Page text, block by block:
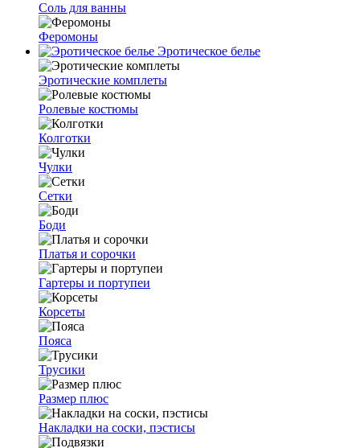
Соль для ванны
Феромоны
Эротическое белье
Эротические комплеты
Ролевые костюмы
Колготки
Чулки
Сетки
Боди
Платья и сорочки
Гартеры и портупеи
Корсеты
Пояса
Трусики
Размер плюс
Накладки на соски, пэстисы